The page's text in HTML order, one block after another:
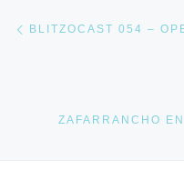
ZAFARRANCHO